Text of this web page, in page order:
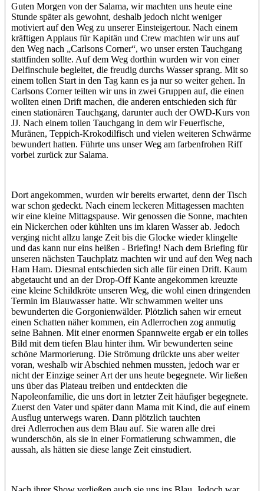
Guten Morgen von der Salama, wir machten uns heute eine
Stunde später als gewohnt, deshalb jedoch nicht weniger
motiviert auf den Weg zu unserer Einsteigertour. Nach einem
kräftigen Applaus für Kapitän und Crew machten wir uns auf
den Weg nach „Carlsons Corner“, wo unser ersten Tauchgang
stattfinden sollte. Auf dem Weg dorthin wurden wir von einer
Delfinschule begleitet, die freudig durchs Wasser sprang. Mit so
einem tollen Start in den Tag kann es ja nur so weiter gehen. In
Carlsons Corner teilten wir uns in zwei Gruppen auf, die einen
wollten einen Drift machen, die anderen entschieden sich für
einen stationären Tauchgang, darunter auch der OWD-Kurs von
JJ. Nach einem tollen Tauchgang in dem wir Feuerfische,
Muränen, Teppich-Krokodilfisch und vielen weiteren Schwärme
bewundert hatten. Führte uns unser Weg am farbenfrohen Riff
vorbei zurück zur Salama.
Dort angekommen, wurden wir bereits erwartet, denn der Tisch
war schon gedeckt. Nach einem leckeren Mittagessen machten
wir eine kleine Mittagspause. Wir genossen die Sonne, machten
ein Nickerchen oder kühlten uns im klaren Wasser ab. Jedoch
verging nicht allzu lange Zeit bis die Glocke wieder klingelte
und das kann nur eins heißen - Briefing! Nach dem Briefing für
unseren nächsten Tauchplatz machten wir und auf den Weg nach
Ham Ham. Diesmal entschieden sich alle für einen Drift. Kaum
abgetaucht und an der Drop-Off Kante angekommen kreuzte
eine kleine Schildkröte unseren Weg, die wohl einen dringenden
Termin im Blauwasser hatte. Wir schwammen weiter uns
bewunderten die Gorgonienwälder. Plötzlich sahen wir erneut
einen Schatten näher kommen, ein Adlerrochen zog anmutig
seine Bahnen. Mit einer enormen Spannweite ergab er ein tolles
Bild mit dem tiefen Blau hinter ihm. Wir bewunderten seine
schöne Marmorierung. Die Strömung drückte uns aber weiter
voran, weshalb wir Abschied nehmen mussten, jedoch war er
nicht der Einzige seiner Art der uns heute begegnete. Wir ließen
uns über das Plateau treiben und entdeckten die
Napoleonfamilie, die uns dort in letzter Zeit häufiger begegnete.
Zuerst den Vater und später dann Mama mit Kind, die auf einem
Ausflug unterwegs waren. Dann plötzlich tauchten
drei Adlerrochen aus dem Blau auf. Sie waren alle drei
wunderschön, als sie in einer Formatierung schwammen, die
aussah, als hätten sie diese lange Zeit einstudiert.